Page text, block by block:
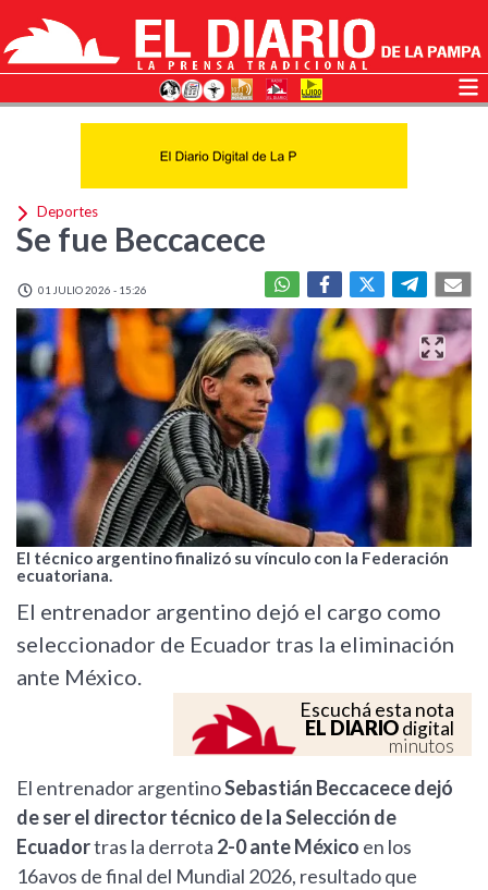
Deportes
Se fue Beccacece
01 JULIO 2026 - 15:26
El técnico argentino finalizó su vínculo con la Federación
ecuatoriana.
El entrenador argentino dejó el cargo como
seleccionador de Ecuador tras la eliminación
ante México.
Escuchá esta nota
EL DIARIOdigital
minutos
El entrenador argentinoSebastián Beccacece dejó
de ser el director técnico de la Selección de
Ecuadortras la derrota 2-0 ante México en los
16avos de final del Mundial 2026, resultado que